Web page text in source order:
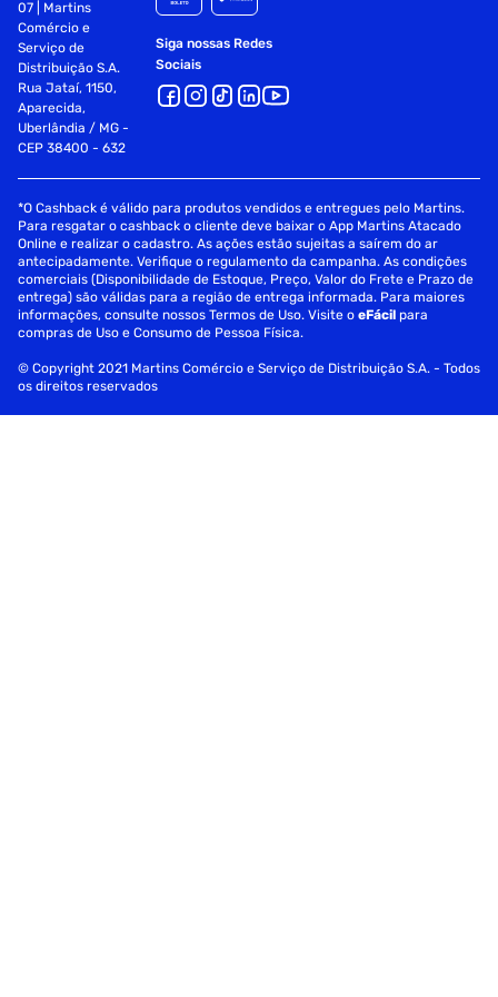
Vovôfone seja um celular simples para idoso?O Vovôfone
foi planejado pensado exatamente no público com maior
dificuldade ou pouca familiaridade com a tecnologia. Ele já
vem de fábrica com um sistema que deixa as letras e
ícones da tela maiores, tornando o seu layout mais
agradável e fácil de navegar.O Vovôfone já vem com
whatsapp?Sim, o Vovôfone é um celular para idosos com
para usar, basta conectar a conta do usuário.. Garantia: 12
meses.
Especificações
Anatel 152882100953
07 | Martins
Comércio e
Serviço de
Distribuição S.A.
Rua Jataí, 1150,
Aparecida,
Uberlândia / MG -
CEP 38400 - 632
Siga nossas Redes
Sociais
*O Cashback é válido para produtos vendidos e entregues pelo Martins.
Para resgatar o cashback o cliente deve baixar o App Martins Atacado
Online e realizar o cadastro. As ações estão sujeitas a saírem do ar
antecipadamente. Verifique o regulamento da campanha. As condições
comerciais (Disponibilidade de Estoque, Preço, Valor do Frete e Prazo de
entrega) são válidas para a região de entrega informada. Para maiores
informações, consulte nossos Termos de Uso. Visite oeFácil para
compras de Uso e Consumo de Pessoa Física.
© Copyright 2021 Martins Comércio e Serviço de Distribuição S.A. - Todos
os direitos reservados